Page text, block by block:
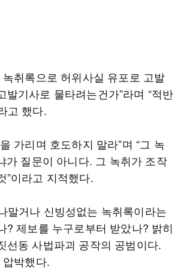
녹취록으로 허위사실 유포로 고발
발기사로 물타려는건가”라며 “적반
고 했다.
가리며 호도하지 말라”며 “그 녹
가 질문이 아니다. 그 녹취가 조작
”이라고 지적했다.
말거나 신빙성없는 녹취록이라는
? 제보를 누구로부터 받았나? 밝히
선동 사법파괴 공작의 공범이다.
압박했다.